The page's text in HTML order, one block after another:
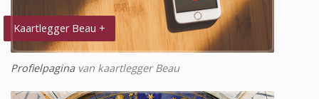
Kaartlegger Beau +
Profielpaginavan kaartlegger Beau